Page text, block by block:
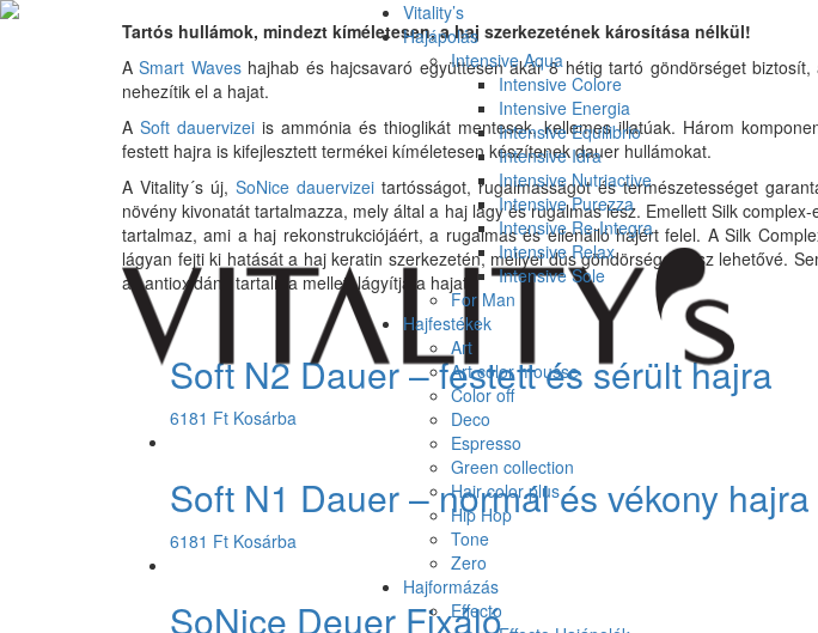
Vitality’s
Hajápolás
Intensive Aqua
Intensive Colore
Intensive Energia
Intensive Equilibrio
Intensive Idra
Intensive Nutriactive
Intensive Purezza
Intensive Re-Integra
Intensive Relax
Intensive Sole
For Man
Hajfestékek
Art
Art color mousse
Color off
Deco
Espresso
Green collection
Hair color plus
Hip Hop
Tone
Zero
Hajformázás
Effecto
Tartós hullámok, mindezt kíméletesen, a haj szerkezetének károsítása nélkül!
ASmart Waveshajhab és hajcsavaró együttesen akár 8 hétig tartó göndörséget
nehezítik el a hajat.
A Soft dauervizeiis ammónia és thioglikát mentesek, kellemes illatúak. Három
festett hajra is kifejlesztett termékei kíméletesen készítenek dauer hullámokat.
A Vitality´s új, SoNice dauervizeitartósságot, rugalmasságot és természetességet
növény kivonatát tartalmazza, mely által a haj lágy és rugalmas lesz. Emellett Silk
tartalmaz, ami a haj rekonstrukciójáért, a rugalmas és ellenálló hajért felel. A Silk
lágyan fejti ki hatását a haj keratin szerkezetén, mellyel dús göndörséget tesz lehetővé.
az antioxidáns tartalma mellett lágyítja a hajat.
Soft N2 Dauer – festett és sérült hajra
6181 Ft Kosárba
Soft N1 Dauer – normál és vékony hajra
6181 Ft Kosárba
SoNice Deuer Fixáló